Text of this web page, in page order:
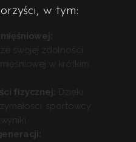
w tym:
swojej zdolności
w krótkim
fizycznej: Dzięki
sportowcy